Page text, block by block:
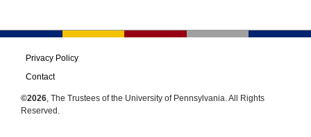
Privacy Policy
Contact
©2026, The Trustees of the University of Pennsylvania. All Rights
Reserved.